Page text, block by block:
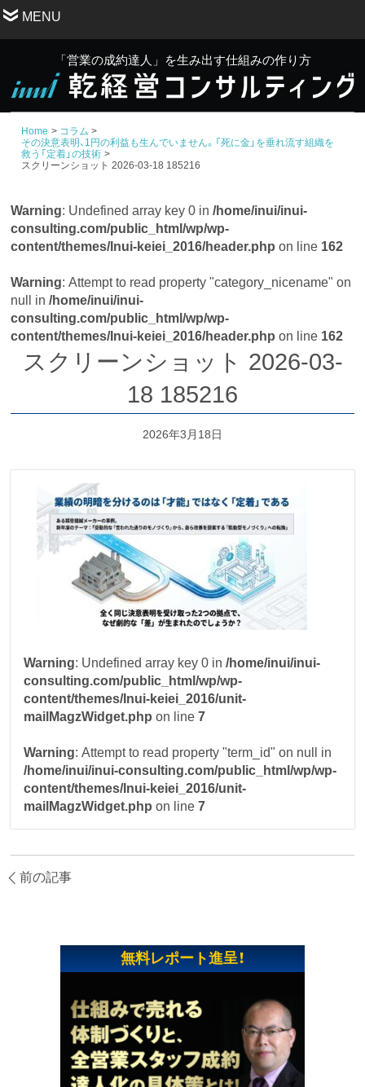
MENU
「営業の成約達人」を生み出す仕組みの作り方
Home
コラム
その決意表明、1円の利益も生んでいません。「死に金」を垂れ流す組織を
救う「定着」の技術
スクリーンショット 2026-03-18 185216
Warning : Undefined array key 0 in/home/inui/inui-
consulting.com/public_html/wp/wp-
content/themes/Inui-keiei_2016/header.php on line 162
Warning: Attempt to read property "category_nicename" on
null in/home/inui/inui-
consulting.com/public_html/wp/wp-
content/themes/Inui-keiei_2016/header.php on line 162
スクリーンショット 2026-03-
18 185216
2026年3月18日
Warning : Undefined array key 0 in/home/inui/inui-
consulting.com/public_html/wp/wp-
content/themes/Inui-keiei_2016/unit-
mailMagzWidget.php on line7
Warning : Attempt to read property "term_id" on null in
/home/inui/inui-consulting.com/public_html/wp/wp-
content/themes/Inui-keiei_2016/unit-
mailMagzWidget.php on line7
前の記事
無料レポート進呈！